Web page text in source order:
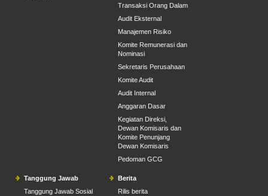
Transaksi Orang Dalam
Audit Eksternal
Manajemen Risiko
Komite Remunerasi dan
Nominasi
Sekretaris Perusahaan
Komite Audit
Audit Internal
Anggaran Dasar
Kegiatan Direksi,
Dewan Komisaris dan
Komite Penunjang
Dewan Komisaris
Pedoman GCG
Tanggung Jawab
Tanggung Jawab Sosial
Berita
Rilis berita